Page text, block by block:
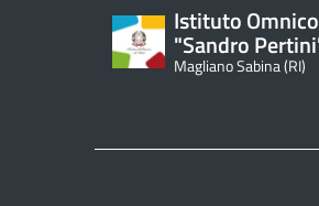
Istituto
"Sandro
Magliano Sabina (RI)